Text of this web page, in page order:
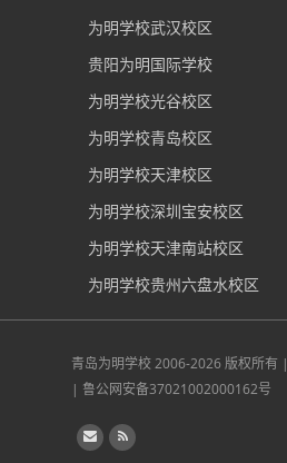
为明学校武汉校区
贵阳为明国际学校
为明学校光谷校区
为明学校青岛校区
为明学校天津校区
为明学校深圳宝安校区
为明学校天津南站校区
为明学校贵州六盘水校区
青岛为明学校2006-2026 版权所有 |
| 鲁公网安备37021002000162号